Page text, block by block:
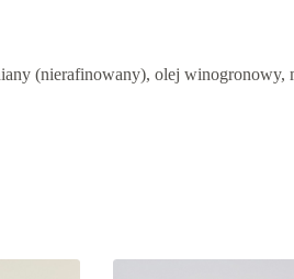
(nierafinowany), olej winogronowy,